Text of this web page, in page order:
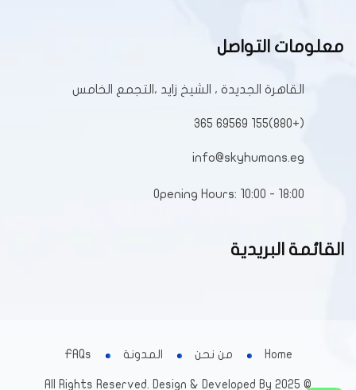
معلومات التواصل
القاهرة الجديدة ، الشيخ زايد ،التجمع الخامس
(+880)155 69569 365
info@skyhumans.eg
Opening Hours: 10:00 - 18:00
القائمة البريدية
© 2025 All Rights Reserved. Design & Developed By
Home من نحن المدونة FAQs